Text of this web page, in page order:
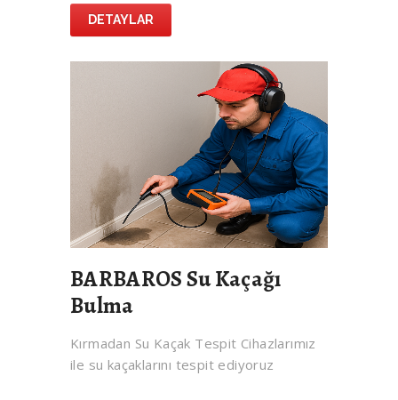
DETAYLAR
BARBAROS Su Kaçağı
Bulma
Kırmadan Su Kaçak Tespit Cihazlarımız
ile su kaçaklarını tespit ediyoruz